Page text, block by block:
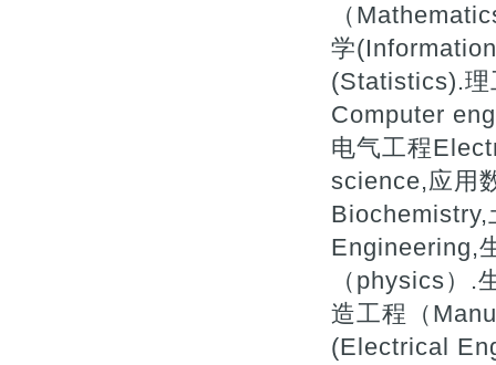
（
学
(Statistics).理
Computer
电气工程
science,应用
Engineering,
（physics）
造工程（
(Electrical